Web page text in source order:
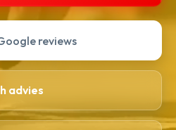
reviews
advies